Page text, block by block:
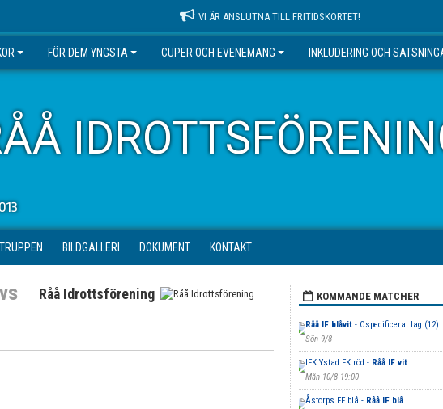
VI ÄR ANSLUTNA TILL FRITIDSKORTET!
FÖR DEM YNGSTA CUPER OCH EVENEMANG INKLUDERING OCH
TRUPPEN BILDGALLERI DOKUMENT KONTAKT
vs Råå Idrottsförening KOMMANDE MATCHER
Råå IF blåvit- Ospecificerat lag (12)
Sön 9/8
IFK Ystad FK röd - Råå IF vit
Mån 10/8 19:00
Åstorps FF blå - Råå IF blå